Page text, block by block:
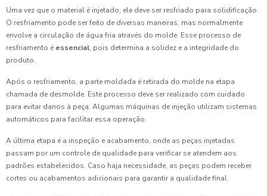
Uma vez que o material é injetado, ele deve ser resfriado para solidificação.
O resfriamento pode ser feito de diversas maneiras, mas normalmente
envolve a circulação de água fria através do molde. Esse processo de
resfriamento é essencial, pois determina a solidez e a integridade do
produto.
Após o resfriamento, a parte moldada é retirada do molde na etapa
chamada de desmolde. Este processo deve ser realizado com cuidado
para evitar danos à peça. Algumas máquinas de injeção utilizam sistemas
automáticos para facilitar essa operação.
A última etapa é a inspeção e acabamento, onde as peças injetadas
passam por um controle de qualidade para verificar se atendem aos
padrões estabelecidos. Caso haja necessidade, as peças podem receber
cortes ou acabamentos adicionais para garantir a qualidade final.